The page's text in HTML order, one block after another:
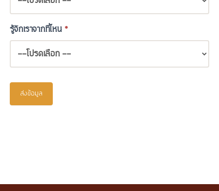
รู้จักเราจากที่ไหน *
ส่งข้อมูล